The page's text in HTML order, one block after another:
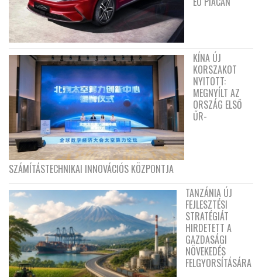
KÍNA ÚJ
KORSZAKOT
NYITOTT:
MEGNYÍLT AZ
ORSZÁG ELSŐ
ŰR-
SZÁMÍTÁSTECHNIKAI INNOVÁCIÓS KÖZPONTJA
TANZÁNIA ÚJ
FEJLESZTÉSI
STRATÉGIÁT
HIRDETETT A
GAZDASÁGI
NÖVEKEDÉS
FELGYORSÍTÁSÁRA